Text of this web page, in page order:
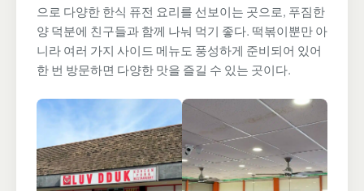
으로 다양한 한식 퓨전 요리를 선보이는 곳으로, 푸짐한
양 덕분에 친구들과 함께 나눠 먹기 좋다. 떡볶이뿐만 아
니라 여러 가지 사이드 메뉴도 풍성하게 준비되어 있어
한 번 방문하면 다양한 맛을 즐길 수 있는 곳이다.